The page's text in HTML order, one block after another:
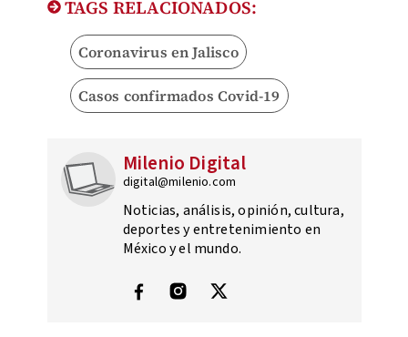
TAGS RELACIONADOS:
Coronavirus en Jalisco
Casos confirmados Covid-19
Milenio Digital
digital@milenio.com
Noticias, análisis, opinión, cultura,
deportes y entretenimiento en
México y el mundo.